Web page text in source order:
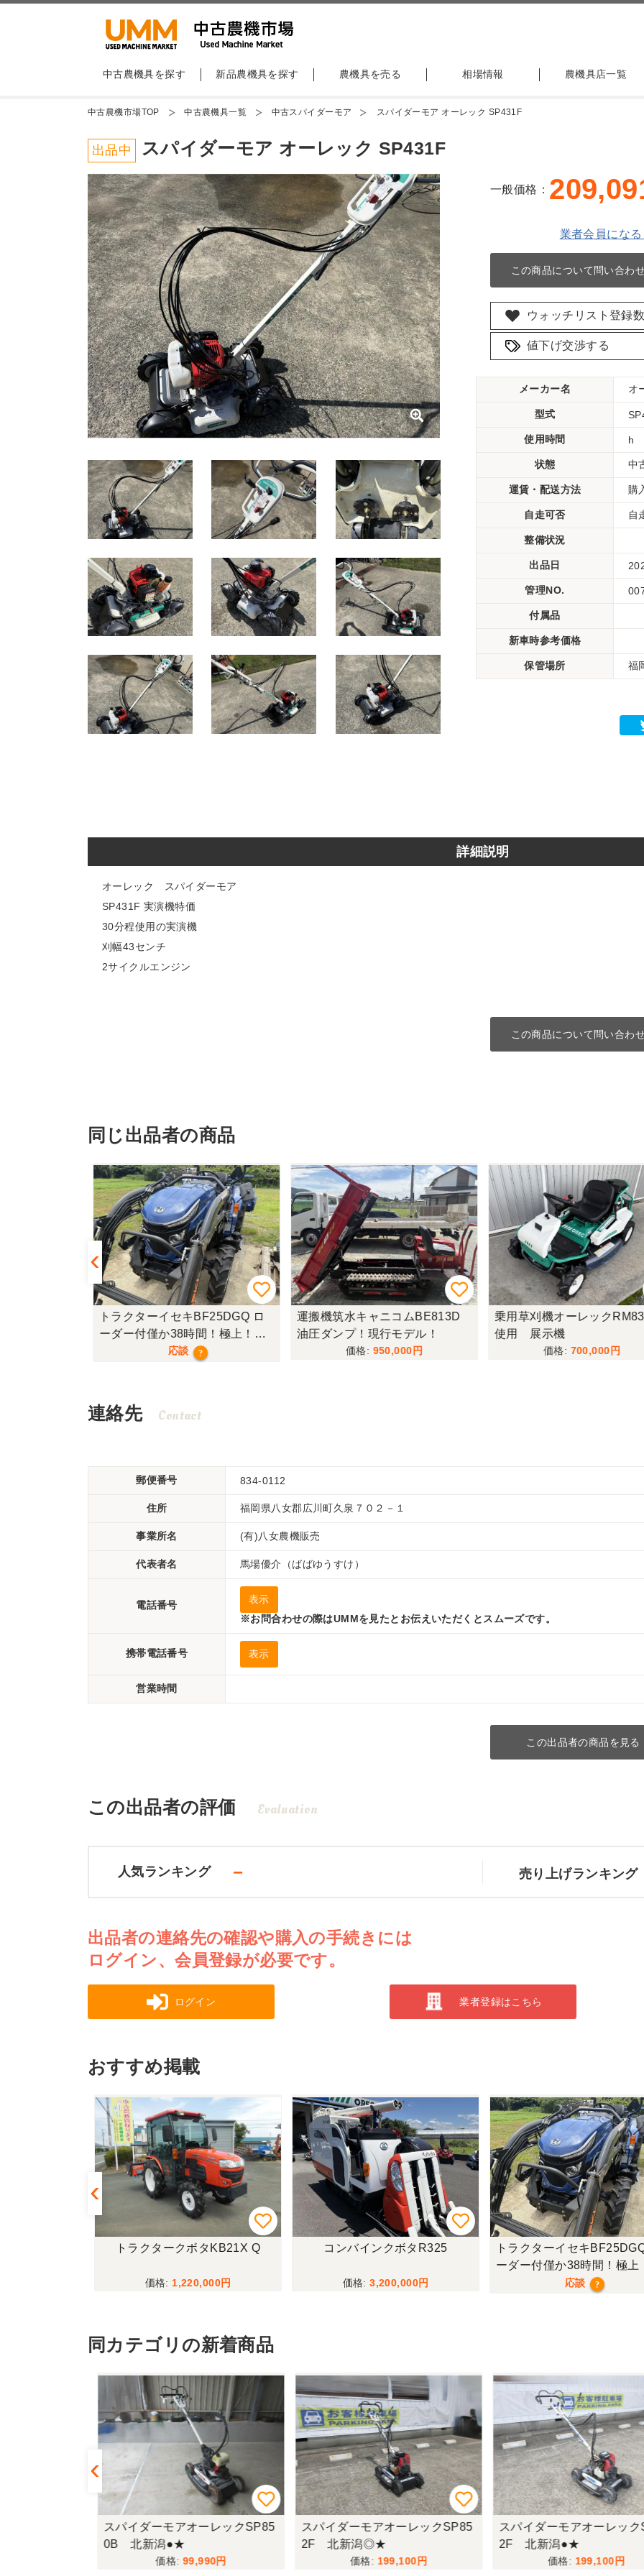
中古農機具を探す 新品農機具を探す 農機具を売る 相場情報 農機具店一覧
中古農機市場TOP 中古農機具一覧 中古スパイダーモア スパイダーモア オーレック SP431F
出品中 スパイダーモア オーレック SP431F
一般価格：
業者会員にな
この商品について問い合わ
ウォッチリスト登録
値下げ交渉する
メーカー名 オ
型式
使用時間 h
状態 中
運賃・配送方法 購
自走可否 自
整備状況
出品日
管理NO.
付属品
新車時参考価格
保管場所 福
詳細説明
オーレック スパイダーモア
SP431F 実演機特価
30分程使用の実演機
刈幅43センチ
2サイクルエンジン
この商品について問い合わ
同じ出品者の商品
トラクターイセキBF25DGQ ロ
ーダー付僅か38時間！極上！現
応談 ?
運搬機筑水キャニコムBE813D
油圧ダンプ！現行モデル！
950,000
乗用草刈機オーレック
使用 展示機
700,000
連絡先 Contact
郵便番号 834-0112
住所 福岡県八女郡広川町久泉７０２－１
事業所名 (有)八女農機販売
代表者名 馬場優介（ばばゆうすけ）
電話番号
表示
※お問合わせの際はUMMを見たとお伝えいただくとスムーズです。
携帯電話番号 表示
営業時間
この出品者の商品を見る
この出品者の評価 Evaluation
人気ランキング － 売り上げランキング
出品者の連絡先の確認や購入の手続きには
ログイン、会員登録が必要です。
ログイン 業者登録はこちら
おすすめ掲載
トラクタークボタKB21X Q
1,220,000
コンバインクボタR325
3,200,000
トラクターイセキ
ーダー付僅か38時間！極上
応談 ?
同カテゴリの新着商品
スパイダーモアオーレックSP85
0B 北新潟●★
99,990
スパイダーモアオーレックSP85
2F 北新潟◎★
199,100
スパイダーモアオーレック
2F 北新潟●★
199,100